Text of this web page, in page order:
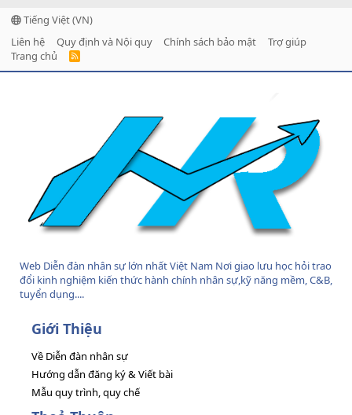
Tiếng Việt (VN)
Liên hệ
Quy định và Nội quy Chính sách bảo mật
Trợ giúp
Trang chủ
R
Web Diễn đàn nhân sự lớn nhất Việt Nam Nơi giao lưu học hỏi trao
đổi kinh nghiệm kiến thức hành chính nhân sự,kỹ năng mềm, C&B,
tuyển dụng....
Giới Thiệu
Về Diễn đàn nhân sự
Hướng dẫn đăng ký & Viết bài
Mẫu quy trình, quy chế